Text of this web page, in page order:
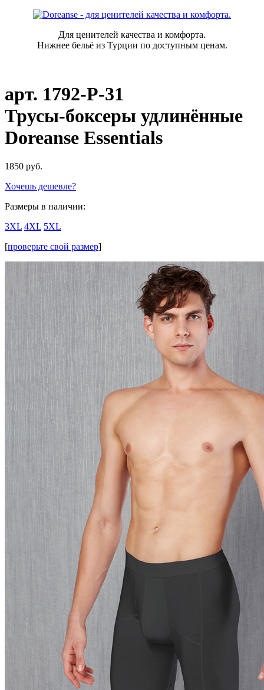
Для ценителей качества и комфорта.
Нижнее бельё из Турции по доступным ценам.
арт. 1792-P-31
Трусы-боксеры удлинённые
Doreanse Essentials
1850 руб.
Хочешь дешевле?
Размеры в наличии:
3XL 4XL 5XL
[проверьте свой размер]